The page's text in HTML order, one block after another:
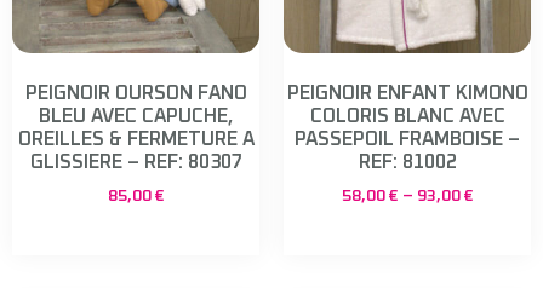
PEIGNOIR OURSON FANO
BLEU AVEC CAPUCHE,
OREILLES & FERMETURE A
GLISSIERE – REF: 80307
85,00 €
PEIGNOIR ENFANT KIMONO
COLORIS BLANC AVEC
PASSEPOIL FRAMBOISE –
REF: 81002
58,00 € – 93,00 €